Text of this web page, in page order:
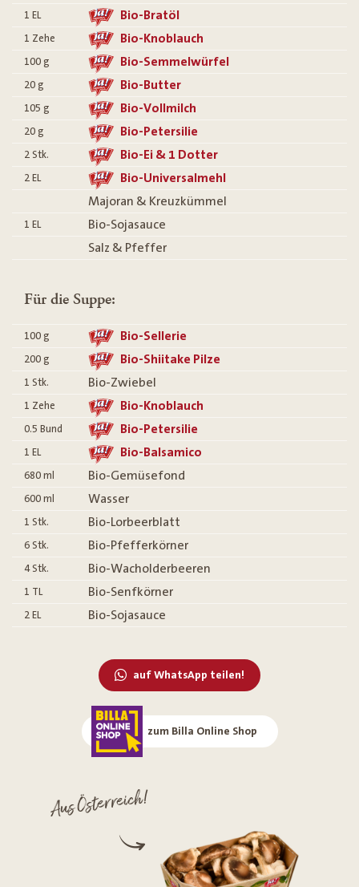
1 EL Bio-Bratöl
1 Zehe Bio-Knoblauch
100 g Bio-Semmelwürfel
20 g Bio-Butter
105 g Bio-Vollmilch
20 g Bio-Petersilie
2 Stk. Bio-Ei & 1 Dotter
2 EL
Bio-Universalmehl
Majoran & Kreuzkümmel
1 EL
Bio-Sojasauce
Salz & Pfeffer
Für die Suppe:
100 g Bio-Sellerie
200 g Bio-Shiitake Pilze
1 Stk. Bio-Zwiebel
1 Zehe Bio-Knoblauch
0.5 Bund Bio-Petersilie
1 EL Bio-Balsamico
680 ml Bio-Gemüsefond
600 ml Wasser
1 Stk. Bio-Lorbeerblatt
6 Stk. Bio-Pfefferkörner
4 Stk. Bio-Wacholderbeeren
1 TL Bio-Senfkörner
2 EL Bio-Sojasauce
auf WhatsApp teilen!
zum Billa Online Shop
Aus Österreich!